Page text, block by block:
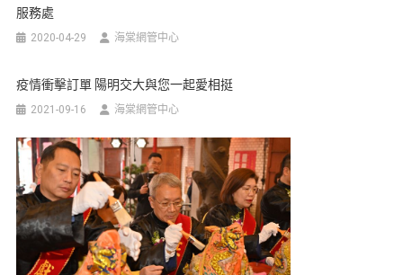
服務處
2020-04-29 海棠網管中心
疫情衝擊訂單 陽明交大與您一起愛相挺
2021-09-16 海棠網管中心